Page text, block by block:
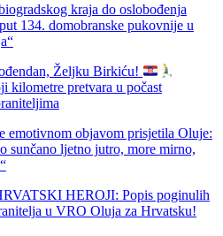
kraja do oslobođenja
134. domobranske pukovnije u
Željku Birkiću!
kilometre pretvara u počast
emotivnom objavom prisjetila Oluje:
sunčano ljetno jutro, more mirno,
HEROJI: Popis poginulih
u VRO Oluja za Hrvatsku!